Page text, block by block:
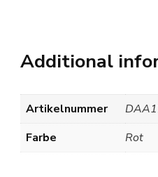
Additional
Artikelnummer
Farbe
Rot